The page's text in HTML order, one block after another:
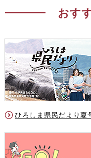
おす
ひろしま県民だより夏